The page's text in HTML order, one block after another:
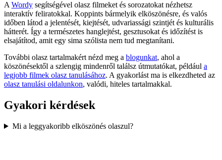
A Wordy segítségével olasz filmeket és sorozatokat nézhetsz
interaktív feliratokkal. Koppints bármelyik elköszönésre, és valós
időben látod a jelentését, kiejtését, udvariassági szintjét és kulturális
hátterét. Így a természetes hanglejtést, gesztusokat és időzítést is
elsajátítod, amit egy sima szólista nem tud megtanítani.
További olasz tartalmakért nézd meg a blogunkat, ahol a
köszönésektől a szlengig mindenről találsz útmutatókat, például a
legjobb filmek olasz tanulásához. A gyakorlást ma is elkezdheted az
olasz tanulási oldalunkon, valódi, hiteles tartalmakkal.
Gyakori kérdések
Mi a leggyakoribb elköszönés olaszul?